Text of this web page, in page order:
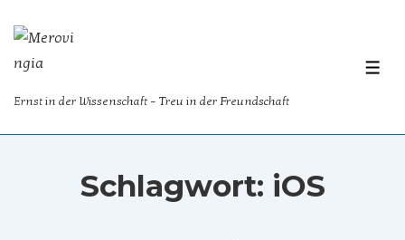
Zum
Inhalt
Ernst in der Wissenschaft – Treu in der Freundschaft
Schlagwort: iOS